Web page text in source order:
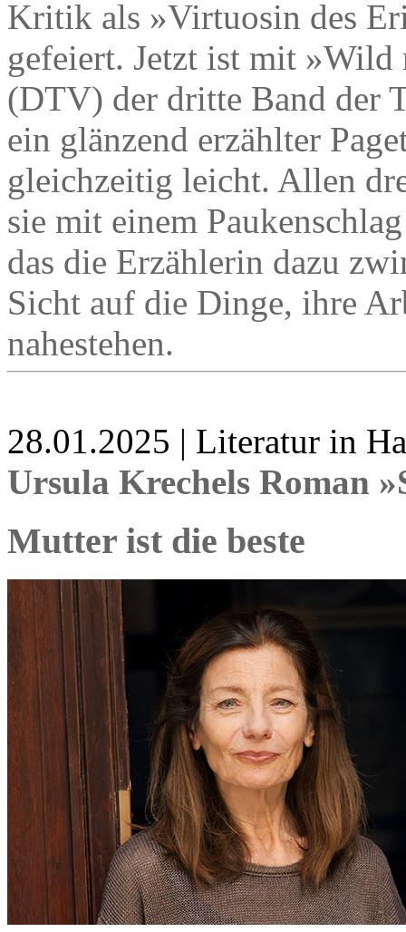
Kritik als »Virtuosin des
gefeiert. Jetzt ist mit
(DTV) der dritte Band der
ein glänzend erzählter
gleichzeitig leicht. Allen
sie mit einem
das die Erzählerin dazu
Sicht auf die Dinge, ihre
nahestehen.
28.01.2025 | Literatur in
Ursula Krechels Roman
Mutter ist die beste